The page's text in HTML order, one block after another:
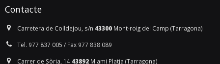
Contacte
Carretera de Colldejou, s/n 43300 Mont-roig del Camp (Tarragona)
Tel. 977 837 005 / Fax 977 838 089
Carrer de Sòria, 14 43892 Miami Platja (Tarragona)